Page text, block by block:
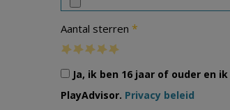
Aantal sterren *
Ja, ik ben 16 jaar of ouder en
PlayAdvisor. Privacy beleid